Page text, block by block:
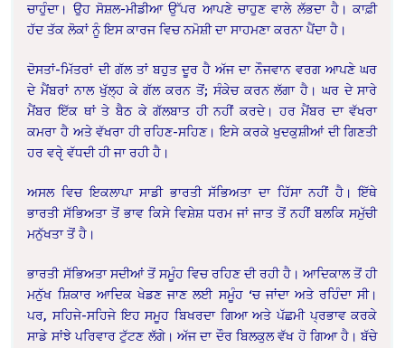
ਚਾਹੁੰਦਾ। ਉਹ ਸੋਸ਼ਲ-ਮੀਡੀਆ ਉੱਪਰ ਆਪਣੇ ਚਾਹੁਣ ਵਾਲੇ ਲੱਭਦਾ ਹੈ। ਕਾਫ਼ੀ
ਹੱਦ ਤੱਕ ਲੋਕਾਂ ਨੂੰ ਇਸ ਕਾਰਜ ਵਿਚ ਨਮੋਸ਼ੀ ਦਾ ਸਾਹਮਣਾ ਕਰਨਾ ਪੈਂਦਾ ਹੈ।
ਦੋਸਤਾਂ-ਮਿੱਤਰਾਂ ਦੀ ਗੱਲ ਤਾਂ ਬਹੁਤ ਦੂਰ ਹੈ ਅੱਜ ਦਾ ਨੌਜਵਾਨ ਵਰਗ ਆਪਣੇ ਘਰ
ਦੇ ਮੈਂਬਰਾਂ ਨਾਲ ਖੁੱਲ੍ਹ ਕੇ ਗੱਲ ਕਰਨ ਤੋਂ; ਸੰਕੇਚ ਕਰਨ ਲੱਗਾ ਹੈ। ਘਰ ਦੇ ਸਾਰੇ
ਮੈਂਬਰ ਇੱਕ ਥਾਂ ਤੇ ਬੈਠ ਕੇ ਗੱਲਬਾਤ ਹੀ ਨਹੀਂ ਕਰਦੇ। ਹਰ ਮੈਂਬਰ ਦਾ ਵੱਖਰਾ
ਕਮਰਾ ਹੈ ਅਤੇ ਵੱਖਰਾ ਹੀ ਰਹਿਣ-ਸਹਿਣ। ਇਸੇ ਕਰਕੇ ਖੁਦਕੁਸ਼ੀਆਂ ਦੀ ਗਿਣਤੀ
ਹਰ ਵਰੵੇ ਵੱਧਦੀ ਹੀ ਜਾ ਰਹੀ ਹੈ।
ਅਸਲ ਵਿਚ ਇਕਲਾਪਾ ਸਾਡੀ ਭਾਰਤੀ ਸੱਭਿਅਤਾ ਦਾ ਹਿੱਸਾ ਨਹੀਂ ਹੈ। ਇੱਥੇ
ਭਾਰਤੀ ਸੱਭਿਅਤਾ ਤੋਂ ਭਾਵ ਕਿਸੇ ਵਿਸ਼ੇਸ਼ ਧਰਮ ਜਾਂ ਜਾਤ ਤੋਂ ਨਹੀਂ ਬਲਕਿ ਸਮੁੱਚੀ
ਮਨੁੱਖਤਾ ਤੋਂ ਹੈ।
ਭਾਰਤੀ ਸੱਭਿਅਤਾ ਸਦੀਆਂ ਤੋਂ ਸਮੂੰਹ ਵਿਚ ਰਹਿਣ ਦੀ ਰਹੀ ਹੈ। ਆਦਿਕਾਲ ਤੋਂ ਹੀ
ਮਨੁੱਖ ਸ਼ਿਕਾਰ ਆਦਿਕ ਖੇਡਣ ਜਾਣ ਲਈ ਸਮੂੰਹ ‘ਚ ਜਾਂਦਾ ਅਤੇ ਰਹਿੰਦਾ ਸੀ।
ਪਰ, ਸਹਿਜੇ-ਸਹਿਜੇ ਇਹ ਸਮੂਹ ਬਿਖਰਦਾ ਗਿਆ ਅਤੇ ਪੱਛਮੀ ਪ੍ਰਭਾਵ ਕਰਕੇ
ਸਾਡੇ ਸਾਂਝੇ ਪਰਿਵਾਰ ਟੁੱਟਣ ਲੱਗੇ। ਅੱਜ ਦਾ ਦੌਰ ਬਿਲਕੁਲ ਵੱਖ ਹੋ ਗਿਆ ਹੈ। ਬੱਚੇ